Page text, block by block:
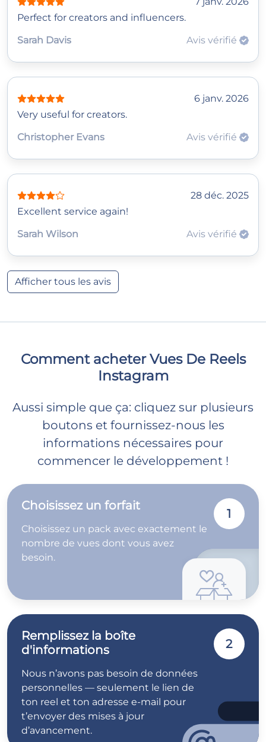
Perfect for creators and influencers.
Sarah Davis
Avis vérifié
6 janv. 2026
Very useful for creators.
Christopher Evans
Avis vérifié
28 déc. 2025
Excellent service again!
Sarah Wilson
Avis vérifié
Afficher tous les avis
Comment acheter Vues De Reels
Instagram
Aussi simple que ça: cliquez sur plusieurs
boutons et fournissez-nous les
informations nécessaires pour
commencer le développement !
Choisissez un forfait
Choisissez un pack avec exactement le
nombre de vues dont vous avez
besoin.
1
Remplissez la boîte
d'informations
Nous n’avons pas besoin de données
personnelles — seulement le lien de
ton reel et ton adresse e-mail pour
t’envoyer des mises à jour
d’avancement.
2